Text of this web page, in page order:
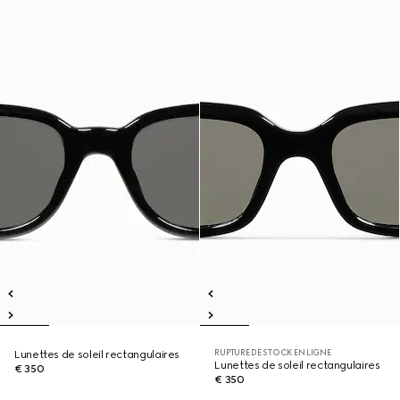
Lunettes de soleil rectangulaires
€ 350
RUPTURE DE STOCK EN LIGNE
Lunettes de soleil rectangulaires
€ 350